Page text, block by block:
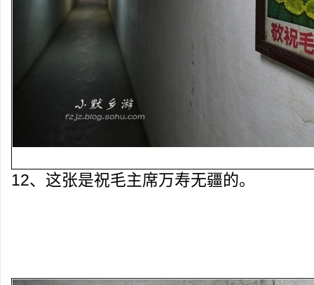
12、这张是祝毛主席万寿无疆的。